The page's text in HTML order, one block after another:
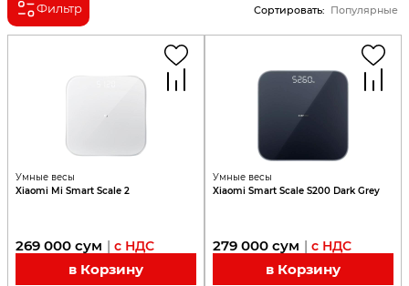
Фильтр Сортировать: Популярные
Умные весы
Xiaomi Mi Smart Scale 2
269 000 сум | с НДС
в Корзину
Умные весы
Xiaomi Smart Scale S200 Dark Grey
279 000 сум | с НДС
в Корзину